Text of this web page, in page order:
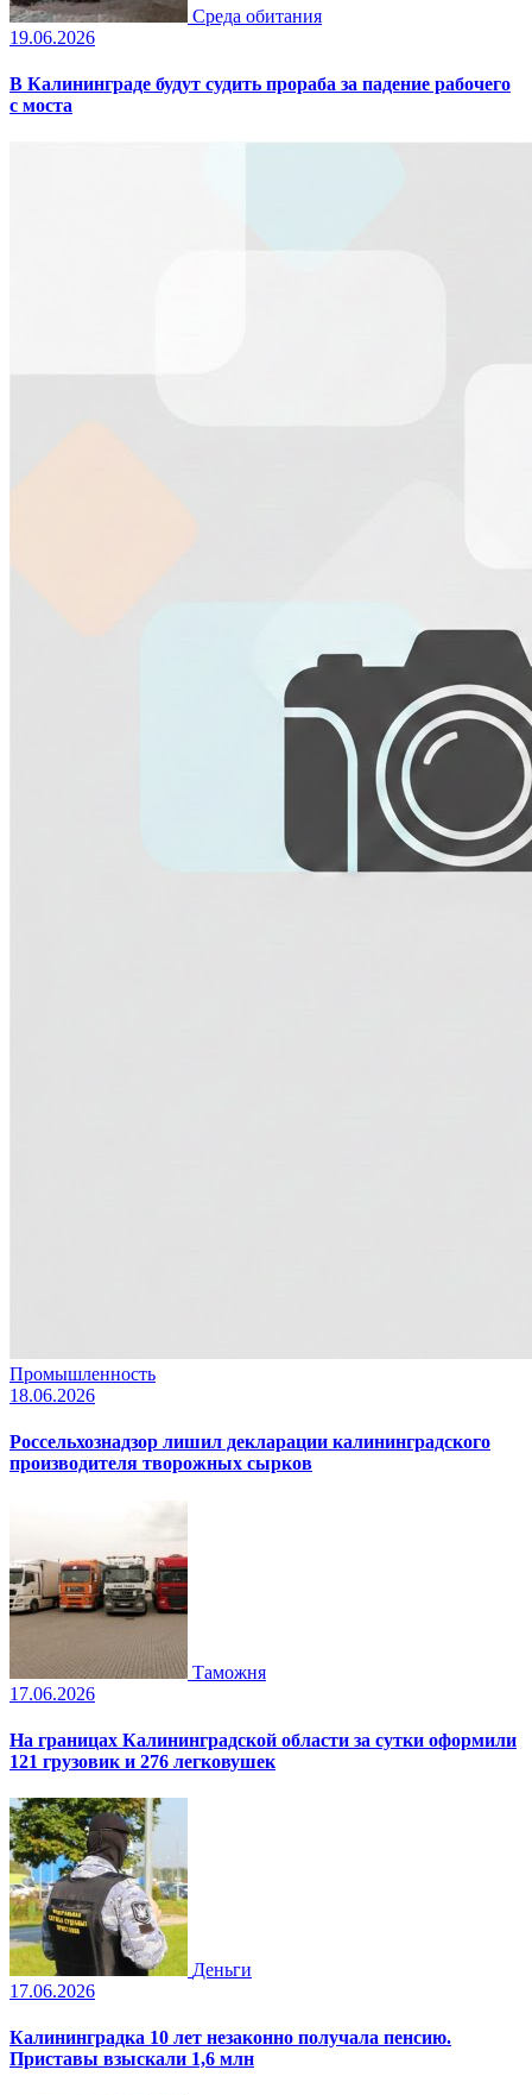
Среда обитания
19.06.2026
В Калининграде будут судить прораба за падение рабочего
с моста
Промышленность
18.06.2026
Россельхознадзор лишил декларации калининградского
производителя творожных сырков
Таможня
17.06.2026
На границах Калининградской области за сутки оформили
121 грузовик и 276 легковушек
Деньги
17.06.2026
Калининградка 10 лет незаконно получала пенсию.
Приставы взыскали 1,6 млн